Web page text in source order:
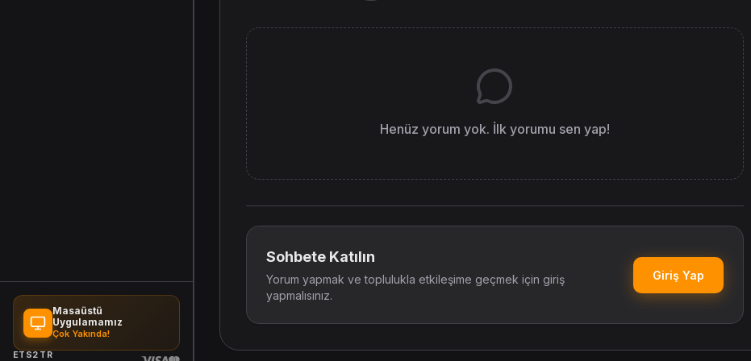
Masaüstü
Uygulamamız
Çok Yakında!
ETS2 TR
Henüz yorum yok. İlk yorumu sen yap!
Sohbete Katılın
Yorum yapmak ve toplulukla etkileşime geçmek için giriş
yapmalısınız.
Giriş Yap